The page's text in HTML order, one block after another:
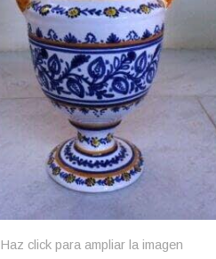
Haz click para ampliar la imagen